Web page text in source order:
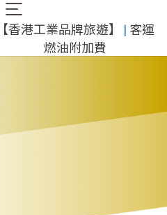
Main
navigation
​【香港工業品牌旅遊】 ​ | 客運
燃油附加費